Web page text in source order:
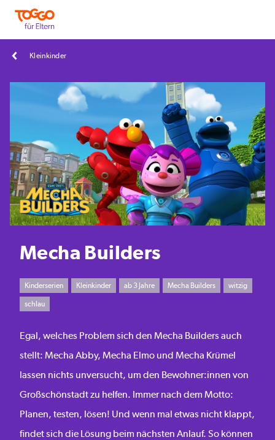
Kleinkinder
Mecha Builders
Kinderserien Kleinkinder ab 3 Jahre Mecha Builders witzig
schlau
Egal, welches Problem sich den Mecha Builders auch
stellt: Mecha Abby, Mecha Elmo und Mecha Krümel
lassen nichts unversucht, um den Bewohner:innen von
Großschönstadt zu helfen. Immer nach dem Motto:
Planen, testen, lösen! Und wenn mal etwas nicht klappt,
findet sich die Lösung beim nächsten Anlauf. So können